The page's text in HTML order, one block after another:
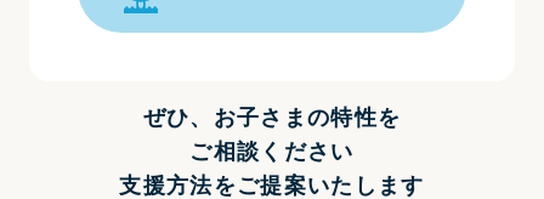
ぜひ、お子さまの特性を
ご相談ください
支援方法をご提案いたします